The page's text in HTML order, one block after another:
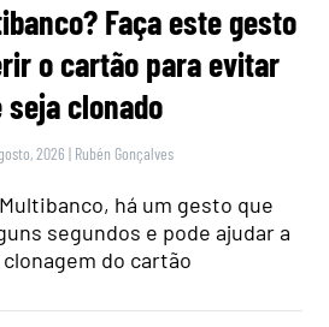
Faça este gesto
o cartão para evitar
seja clonado
2026 | Rubén Gonçalves
há um gesto que
segundos e pode ajudar a
do cartão